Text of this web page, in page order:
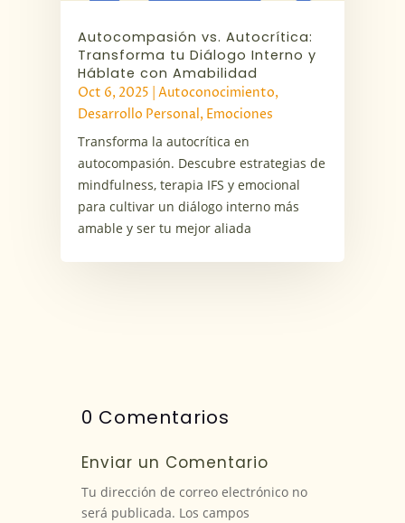
Autocompasión vs. Autocrítica:
Transforma tu Diálogo Interno y
Háblate con Amabilidad
Oct 6, 2025 |Autoconocimiento,
Desarrollo Personal , Emociones
Transforma la autocrítica en
autocompasión. Descubre estrategias de
mindfulness, terapia IFS y emocional
para cultivar un diálogo interno más
amable y ser tu mejor aliada
0 Comentarios
Enviar un Comentario
Tu dirección de correo electrónico no
será publicada. Los campos